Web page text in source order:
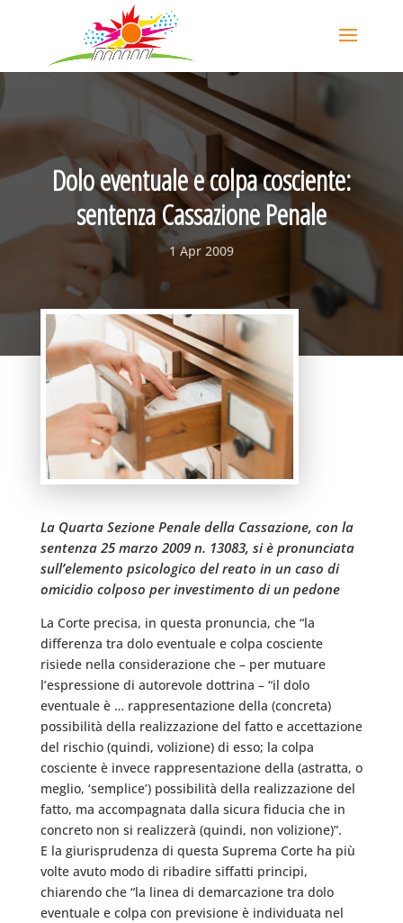
Dolo eventuale e colpa cosciente:
sentenza Cassazione Penale
1 Apr 2009
La Quarta Sezione Penale della Cassazione, con la
sentenza 25 marzo 2009 n. 13083, si è pronunciata
sull’elemento psicologico del reato in un caso di
omicidio colposo per investimento di un pedone
La Corte precisa, in questa pronuncia, che “la
differenza tra dolo eventuale e colpa cosciente
risiede nella considerazione che – per mutuare
l’espressione di autorevole dottrina – “il dolo
eventuale è … rappresentazione della (concreta)
possibilità della realizzazione del fatto e accettazione
del rischio (quindi, volizione) di esso; la colpa
cosciente è invece rappresentazione della (astratta, o
meglio, ‘semplice’) possibilità della realizzazione del
fatto, ma accompagnata dalla sicura fiducia che in
concreto non si realizzerà (quindi, non volizione)”.
E la giurisprudenza di questa Suprema Corte ha più
volte avuto modo di ribadire siffatti principi,
chiarendo che “la linea di demarcazione tra dolo
eventuale e colpa con previsione è individuata nel